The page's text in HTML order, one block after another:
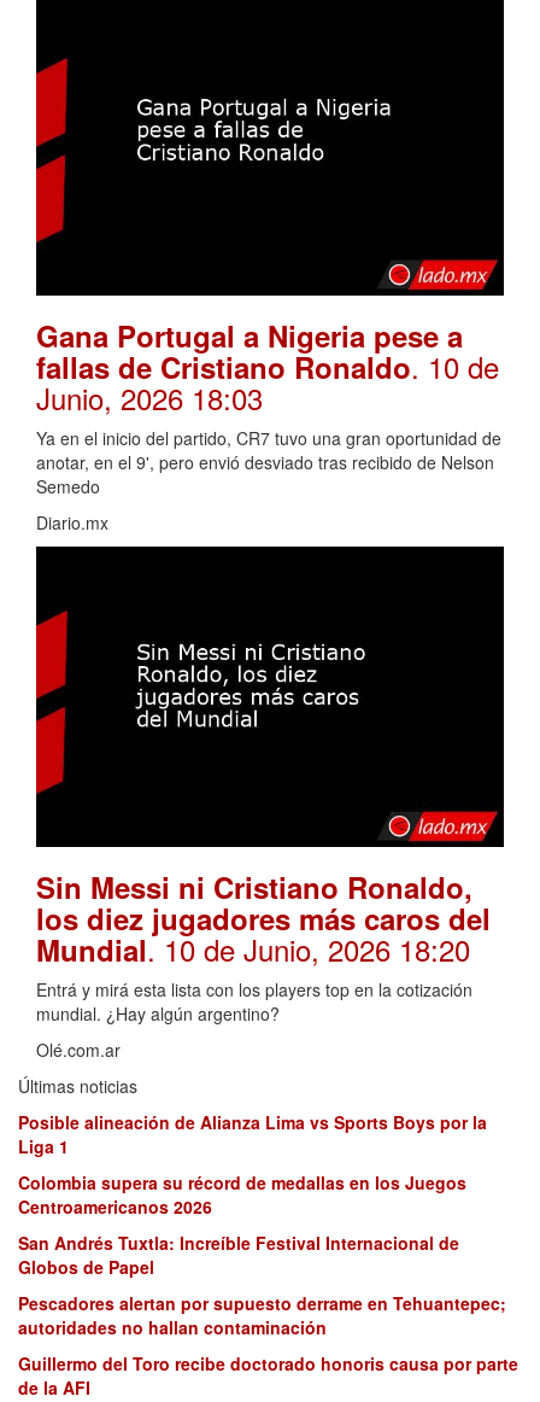
Gana Portugal a Nigeria pese a
fallas de Cristiano Ronaldo. 10 de
Junio, 2026 18:03
Ya en el inicio del partido, CR7 tuvo una gran oportunidad de
anotar, en el 9', pero envió desviado tras recibido de Nelson
Semedo
Diario.mx
Sin Messi ni Cristiano Ronaldo,
los diez jugadores más caros del
Mundial. 10 de Junio, 2026 18:20
Entrá y mirá esta lista con los players top en la cotización
mundial. ¿Hay algún argentino?
Olé.com.ar
Últimas noticias
Posible alineación de Alianza Lima vs Sports Boys por la
Liga 1
Colombia supera su récord de medallas en los Juegos
Centroamericanos 2026
San Andrés Tuxtla: Increíble Festival Internacional de
Globos de Papel
Pescadores alertan por supuesto derrame en Tehuantepec;
autoridades no hallan contaminación
Guillermo del Toro recibe doctorado honoris causa por parte
de la AFI